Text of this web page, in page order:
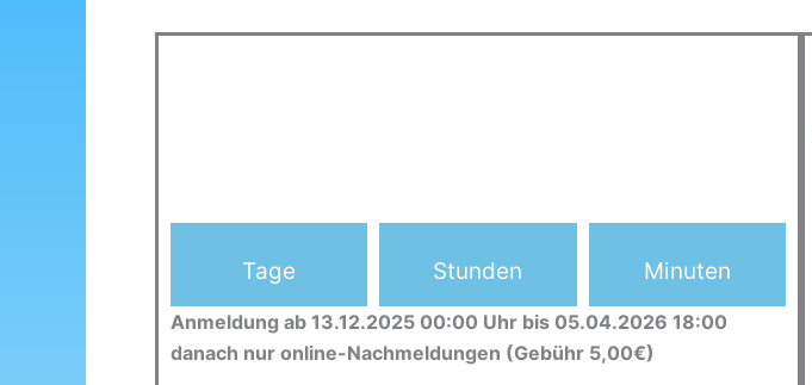
Tage Stunden Minuten
Anmeldung ab 13.12.2025 00:00 Uhr bis 05.04.2026 18:00
danach nur online-Nachmeldungen (Gebühr 5,00€)